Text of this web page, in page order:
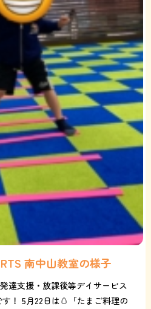
南中山教室の様子
達支援・放課後等デイサービス
！ 5月22日は🥚「たまご料理の